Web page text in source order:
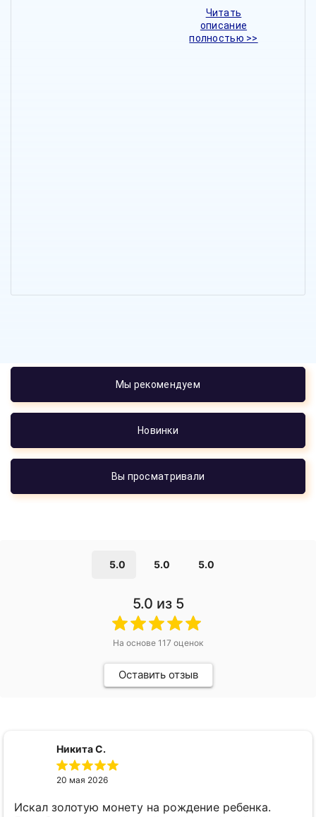
Читать
описание
полностью >>
Мы рекомендуем
Новинки
Вы просматривали
5.0 5.0
5.0 из 5
На основе 117 оценок
Оставить отзыв
Никита С.
20 мая 2026
Искал золотую монету на рождение ребенка.